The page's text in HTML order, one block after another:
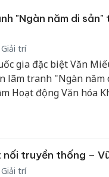
"Ngàn năm di sản"
trí
gia đặc biệt Văn
lãm tranh "Ngàn năm
Hoạt động Văn hóa
nối truyền thống –
trí